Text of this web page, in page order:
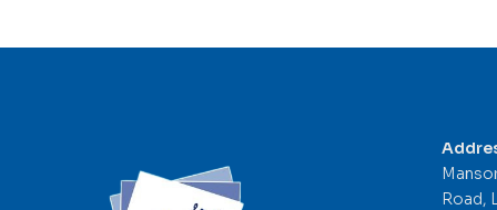
Road,